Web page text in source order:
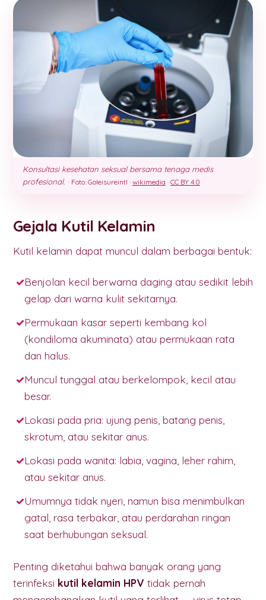
Konsultasi kesehatan seksual bersama tenaga medis
profesional. · Foto: Goleisureintl · wikimedia · CC BY 4.0
Gejala Kutil Kelamin
Kutil kelamin dapat muncul dalam berbagai bentuk:
Benjolan kecil berwarna daging atau sedikit lebih
gelap dari warna kulit sekitarnya.
Permukaan kasar seperti kembang kol
(kondiloma akuminata) atau permukaan rata
dan halus.
Muncul tunggal atau berkelompok, kecil atau
besar.
Lokasi pada pria: ujung penis, batang penis,
skrotum, atau sekitar anus.
Lokasi pada wanita: labia, vagina, leher rahim,
atau sekitar anus.
Umumnya tidak nyeri, namun bisa menimbulkan
gatal, rasa terbakar, atau perdarahan ringan
saat berhubungan seksual.
Penting diketahui bahwa banyak orang yang
terinfeksi kutil kelamin HPV tidak pernah